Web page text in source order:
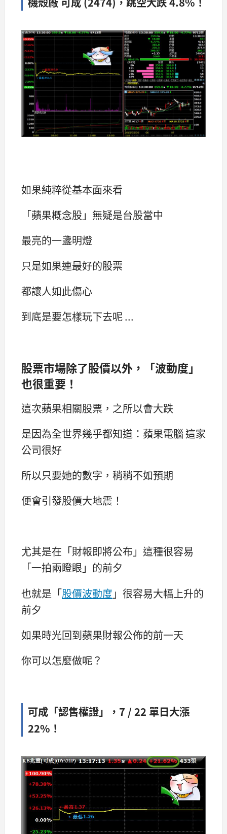
如果純粹從基本面來看
「蘋果概念股」無疑是台股當中
最亮的一盞明燈
只是如果連最好的股票
都讓人如此傷心
到底是要怎樣玩下去呢 ...
股票市場除了股價以外，「波動度」
也很重要！
這次蘋果相關股票，之所以會大跌
是因為全世界幾乎都知道：蘋果電腦 這家
公司很好
所以只要她的數字，稍稍不如預期
便會引發股價大地震！
尤其是在「財報即將公布」這種很容易
「一拍兩瞪眼」的前夕
也就是「股價波動度 」很容易大幅上升的
前夕
如果時光回到蘋果財報公佈的前一天
你可以怎麼做呢？
可成「認售權證」，7 / 22 單日大漲
22%！